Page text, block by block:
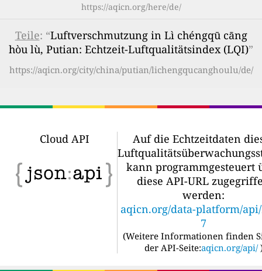
https://aqicn.org/here/de/
Teile: “Luftverschmutzung in Lì chéngqū cāng
hòu lù, Putian: Echtzeit-Luftqualitätsindex (LQI)”
https://aqicn.org/city/china/putian/lichengqucanghoulu/de/
Cloud API
Auf die Echtzeitdaten
kann programmgesteuert
diese API-URL
werden:
aqicn.org/data-platform/
7
(Weitere Informationen finden
der API-Seite:aqicn.org/api/